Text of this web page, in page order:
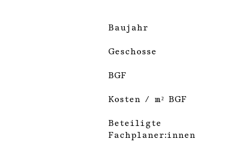
Baujahr
Geschosse
BGF
Kosten / m² BGF
Beteiligte
Fachplaner:innen